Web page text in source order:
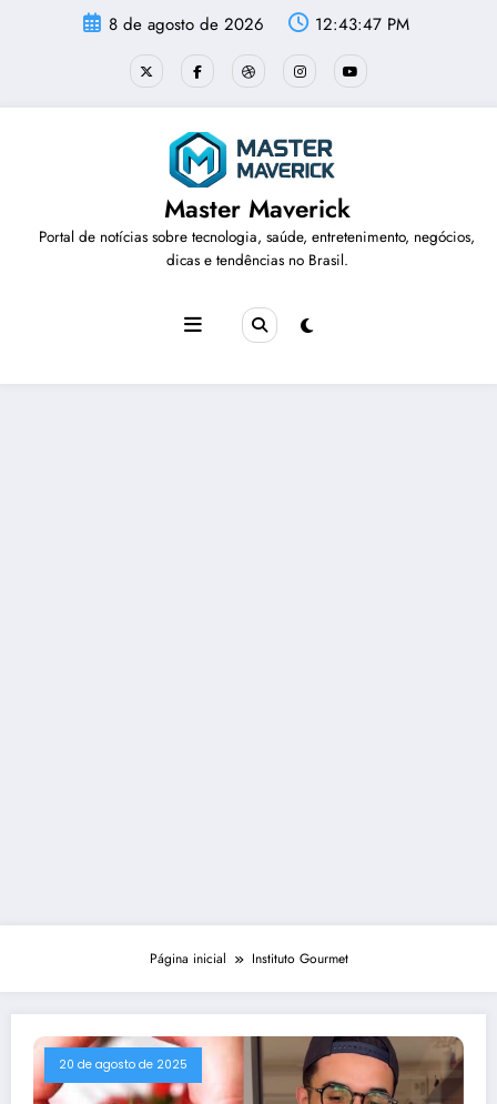
8 de agosto de 2026 12:43:47 PM
Master Maverick
Portal de notícias sobre tecnologia, saúde, entretenimento, negócios,
dicas e tendências no Brasil.
Página inicial Instituto Gourmet
20 de agosto de 2025